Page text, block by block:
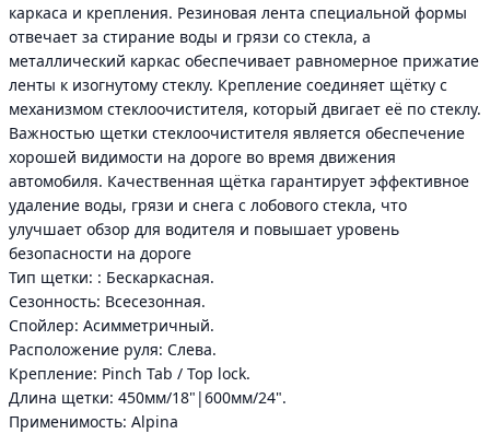
каркаса и крепления. Резиновая лента специальной формы
отвечает за стирание воды и грязи со стекла, а
металлический каркас обеспечивает равномерное прижатие
ленты к изогнутому стеклу. Крепление соединяет щётку с
механизмом стеклоочистителя, который двигает её по стеклу.
Важностью щетки стеклоочистителя является обеспечение
хорошей видимости на дороге во время движения
автомобиля. Качественная щётка гарантирует эффективное
удаление воды, грязи и снега с лобового стекла, что
улучшает обзор для водителя и повышает уровень
безопасности на дороге
Тип щетки: : Бескаркасная.
Сезонность: Всесезонная.
Спойлер: Асимметричный.
Расположение руля: Слева.
Крепление: Pinch Tab / Top lock.
Длина щетки: 450мм/18"|600мм/24".
Применимость: Alpina